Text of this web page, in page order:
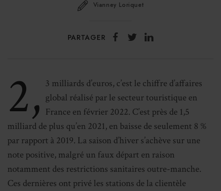
Vianney Loriquet
PARTAGER
2, 3 milliards d’euros, c’est le chiffre d’affaires
global réalisé par le secteur touristique en
France en février 2022. C’est près de 1,5
milliard de plus qu’en 2021, en baisse de seulement 8 %
par rapport à 2019. La saison d’hiver s’achève sur une
note positive, malgré un faux départ en raison
notamment des restrictions sanitaires outre-manche.
Ces dernières ont privé les stations de la clientèle